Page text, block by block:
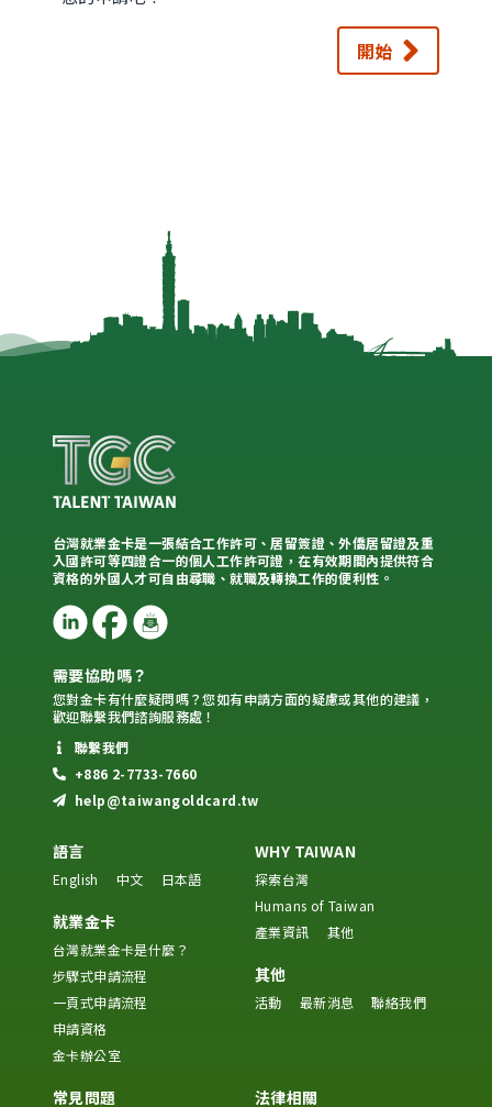
開始
台灣就業金卡是一張結合工作許可、居留簽證、外僑居留證及重
入國許可等四證合一的個人工作許可證，在有效期間內提供符合
資格的外國人才可自由尋職、就職及轉換工作的便利性。
需要協助嗎？
您對金卡有什麼疑問嗎？您如有申請方面的疑慮或其他的建議，
歡迎聯繫我們諮詢服務處！
聯繫我們
+886 2-7733-7660
help@taiwangoldcard.tw
語言
English 中文 日本語
就業金卡
台灣就業金卡是什麼？
步驟式申請流程
一頁式申請流程
申請資格
金卡辦公室
WHY TAIWAN
探索台灣
Humans of Taiwan
產業資訊
其他
其他
活動 最新消息 聯絡我們
常見問題 法律相關